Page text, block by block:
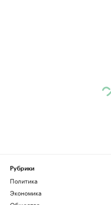
Рубрики
Политика
Экономика